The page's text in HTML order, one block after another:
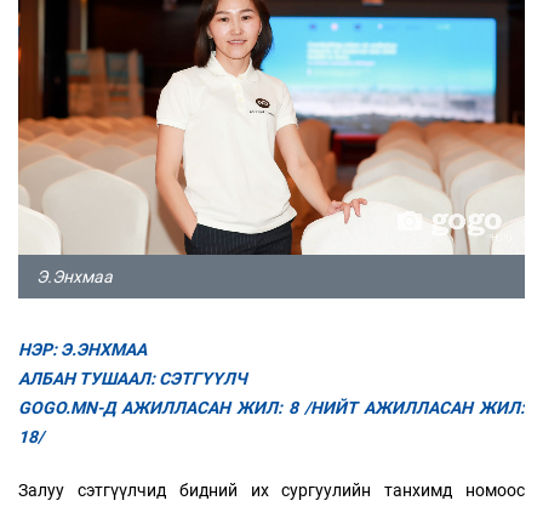
Э.Энхмаа
НЭР: Э.ЭНХМАА
АЛБАН ТУШААЛ: СЭТГҮҮЛЧ
GOGO.MN-Д АЖИЛЛАСАН ЖИЛ: 8 /НИЙТ АЖИЛЛАСАН ЖИЛ:
18/
Залуу сэтгүүлчид бидний их сургуулийн танхимд номоос